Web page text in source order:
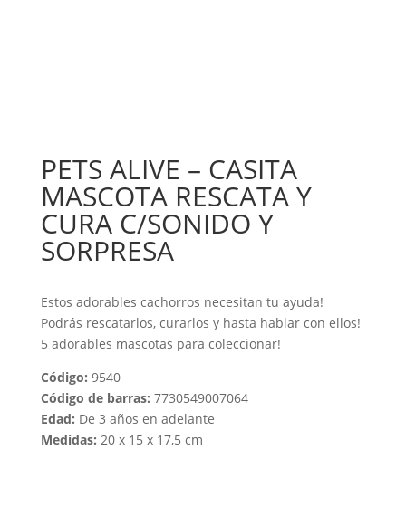
PETS ALIVE – CASITA
MASCOTA RESCATA Y
CURA C/SONIDO Y
SORPRESA
Estos adorables cachorros necesitan tu ayuda!
Podrás rescatarlos, curarlos y hasta hablar con ellos!
5 adorables mascotas para coleccionar!
Código: 9540
Código de barras: 7730549007064
Edad: De 3 años en adelante
Medidas: 20 x 15 x 17,5 cm